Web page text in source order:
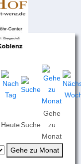
Heute Suche
Gehe
zu
Monat
Gehe zu Monat